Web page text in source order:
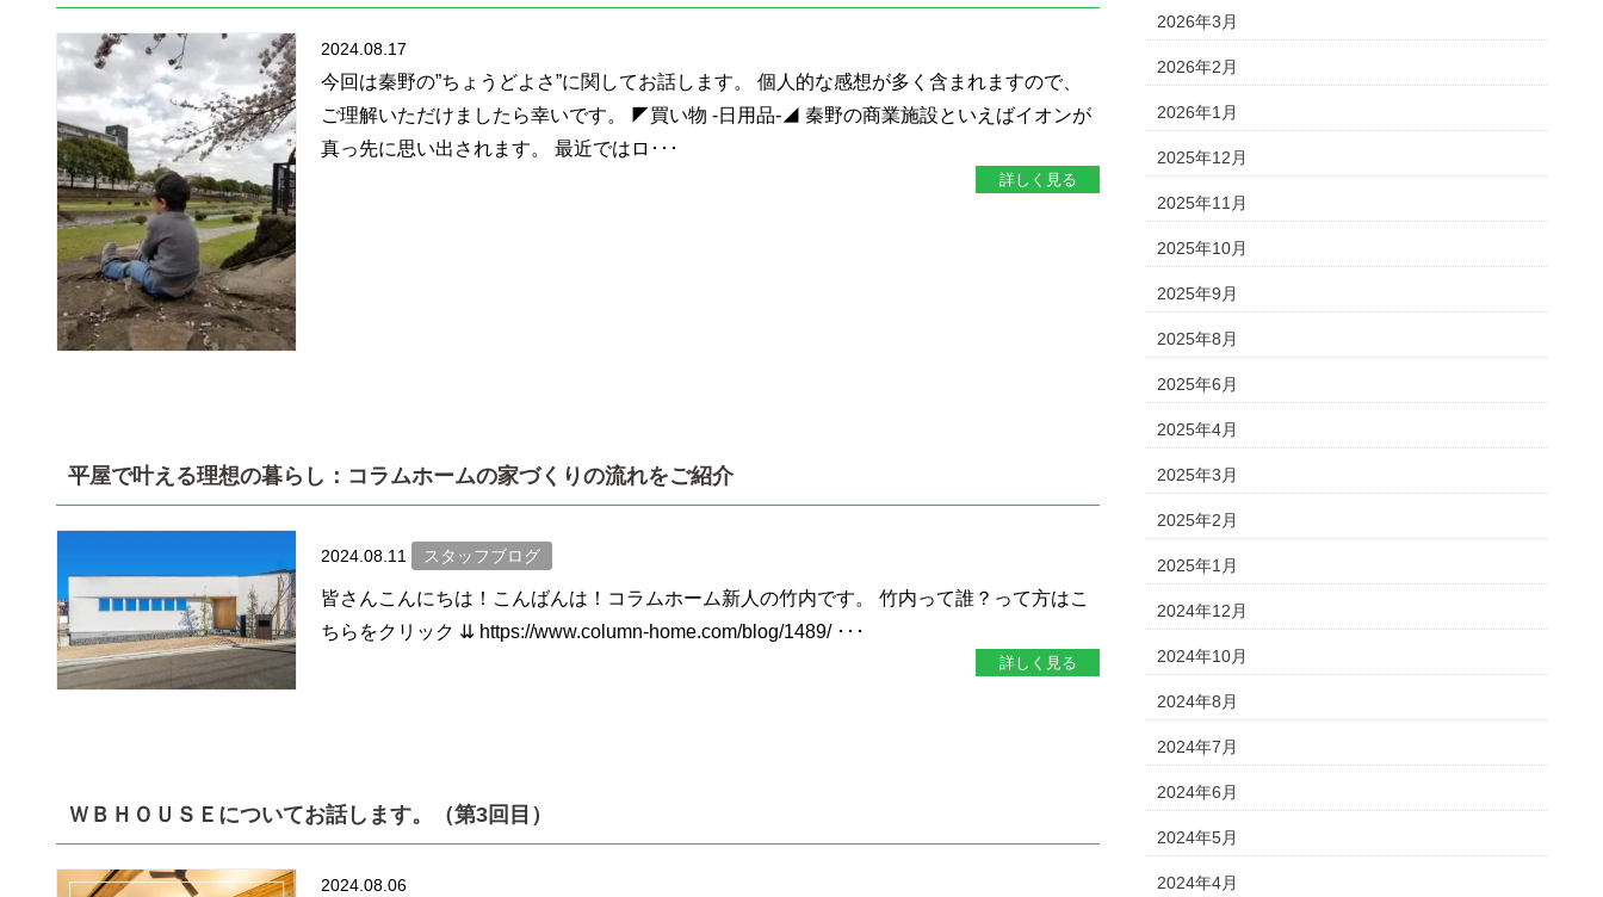
2024.08.17
今回は秦野の”ちょうどよさ”に関してお話します。 個人的な感想が多く含まれますので、
ご理解いただけましたら幸いです。 ◤買い物 -日用品-◢ 秦野の商業施設といえばイオンが
真っ先に思い出されます。 最近ではロ･･･
詳しく見る
平屋で叶える理想の暮らし：コラムホームの家づくりの流れをご紹介
2024.08.11 スタッフブログ
皆さんこんにちは！こんばんは！コラムホーム新人の竹内です。 竹内って誰？って方はこ
ちらをクリック ⇊ https://www.column-home.com/blog/1489/ ･･･
詳しく見る
ＷＢＨＯＵＳＥについてお話します。（第3回目）
2024.08.06
2026年3月
2026年2月
2026年1月
2025年12月
2025年11月
2025年10月
2025年9月
2025年8月
2025年6月
2025年4月
2025年3月
2025年2月
2025年1月
2024年12月
2024年10月
2024年8月
2024年7月
2024年6月
2024年5月
2024年4月